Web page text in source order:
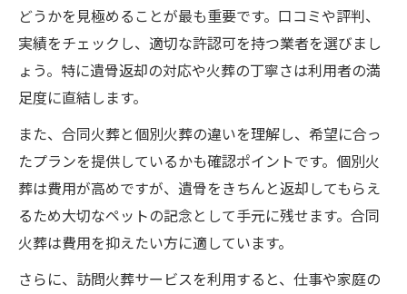
どうかを見極めることが最も重要です。口コミや評判、
実績をチェックし、適切な許認可を持つ業者を選びまし
ょう。特に遺骨返却の対応や火葬の丁寧さは利用者の満
足度に直結します。
また、合同火葬と個別火葬の違いを理解し、希望に合っ
たプランを提供しているかも確認ポイントです。個別火
葬は費用が高めですが、遺骨をきちんと返却してもらえ
るため大切なペットの記念として手元に残せます。合同
火葬は費用を抑えたい方に適しています。
さらに、訪問火葬サービスを利用すると、仕事や家庭の